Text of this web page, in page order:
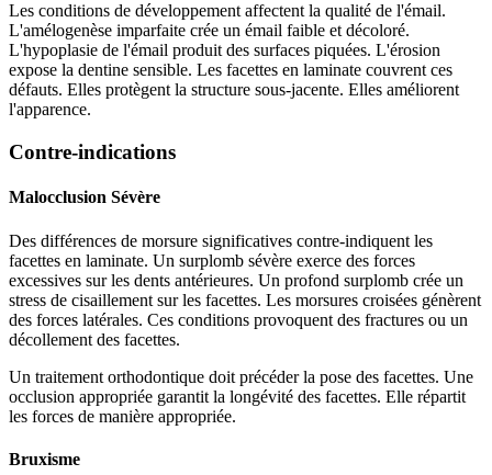
Les conditions de développement affectent la qualité de l'émail.
L'amélogenèse imparfaite crée un émail faible et décoloré.
L'hypoplasie de l'émail produit des surfaces piquées. L'érosion
expose la dentine sensible. Les facettes en laminate couvrent ces
défauts. Elles protègent la structure sous-jacente. Elles améliorent
l'apparence.
Contre-indications
Malocclusion Sévère
Des différences de morsure significatives contre-indiquent les
facettes en laminate. Un surplomb sévère exerce des forces
excessives sur les dents antérieures. Un profond surplomb crée un
stress de cisaillement sur les facettes. Les morsures croisées génèrent
des forces latérales. Ces conditions provoquent des fractures ou un
décollement des facettes.
Un traitement orthodontique doit précéder la pose des facettes. Une
occlusion appropriée garantit la longévité des facettes. Elle répartit
les forces de manière appropriée.
Bruxisme